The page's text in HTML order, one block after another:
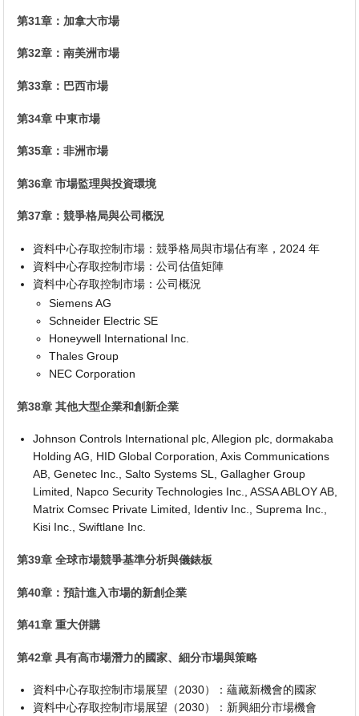
第31章：加拿大市場
第32章：南美洲市場
第33章：巴西市場
第34章 中東市場
第35章：非洲市場
第36章 市場監理與投資環境
第37章：競爭格局與公司概況
資料中心存取控制市場：競爭格局與市場佔有率，2024 年
資料中心存取控制市場：公司估值矩陣
資料中心存取控制市場：公司概況
Siemens AG
Schneider Electric SE
Honeywell International Inc.
Thales Group
NEC Corporation
第38章 其他大型企業和創新企業
Johnson Controls International plc, Allegion plc, dormakaba
Holding AG, HID Global Corporation, Axis Communications
AB, Genetec Inc., Salto Systems SL, Gallagher Group
Limited, Napco Security Technologies Inc., ASSA ABLOY AB,
Matrix Comsec Private Limited, Identiv Inc., Suprema Inc.,
Kisi Inc., Swiftlane Inc.
第39章 全球市場競爭基準分析與儀錶板
第40章：預計進入市場的新創企業
第41章 重大併購
第42章 具有高市場潛力的國家、細分市場與策略
資料中心存取控制市場展望（2030）：蘊藏新機會的國家
資料中心存取控制市場展望（2030）：新興細分市場機會